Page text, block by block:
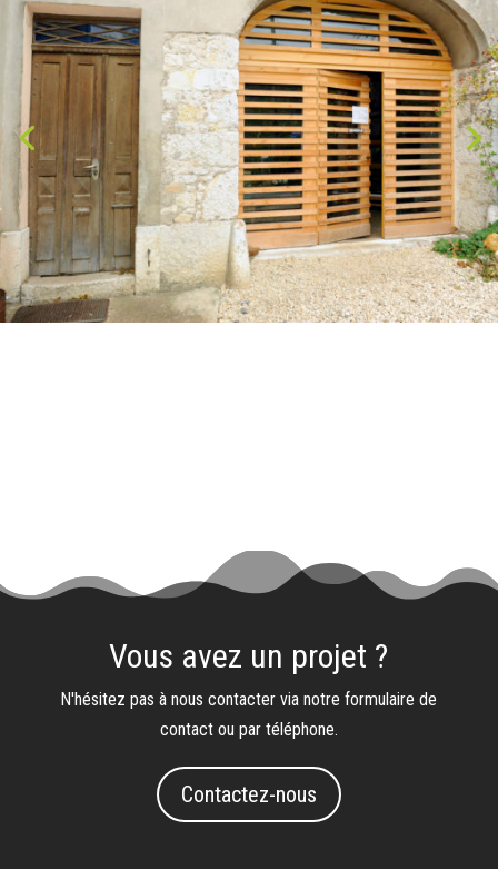
Vous avez un projet ?
N'hésitez pas à nous contacter via notre formulaire de
contact ou par téléphone.
Contactez-nous